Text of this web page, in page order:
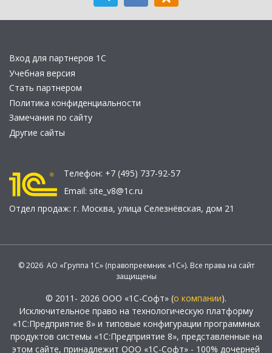
Вход для партнеров 1С
Учебная версия
Стать партнером
Политика конфиденциальности
Замечания по сайту
Другие сайты
Телефон: +7 (495) 737-92-57
Email: site_v8@1c.ru
Отдел продаж: г. Москва, улица Селезнёвская, дом 21
© 2026 АО «Группа 1С» (правопреемник «1С»). Все права на сайт
защищены
© 2011- 2026 ООО «1С-Софт» (о компании).
Исключительное право на технологическую платформу
«1С:Предприятие 8» и типовые конфигурации программных
продуктов системы «1С:Предприятие 8», представленные на
этом сайте, принадлежит ООО «1С-Софт» - 100% дочерней